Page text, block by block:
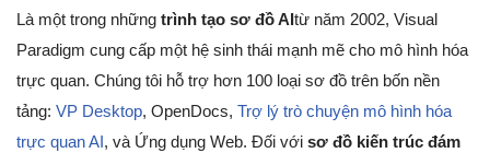
Là một trong những trình tạo sơ đồ AItừ năm 2002, Visual
Paradigm cung cấp một hệ sinh thái mạnh mẽ cho mô hình hóa
trực quan. Chúng tôi hỗ trợ hơn 100 loại sơ đồ trên bốn nền
tảng: VP Desktop, OpenDocs, Trợ lý trò chuyện mô hình hóa
trực quan AI, và Ứng dụng Web. Đối với sơ đồ kiến trúc đám